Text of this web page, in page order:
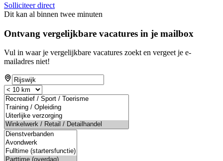
Solliciteer direct
Dit kan al binnen twee minuten
Ontvang vergelijkbare vacatures in je mailbox
Vul in waar je vergelijkbare vacatures zoekt en vergeet je e-
mailadres niet!